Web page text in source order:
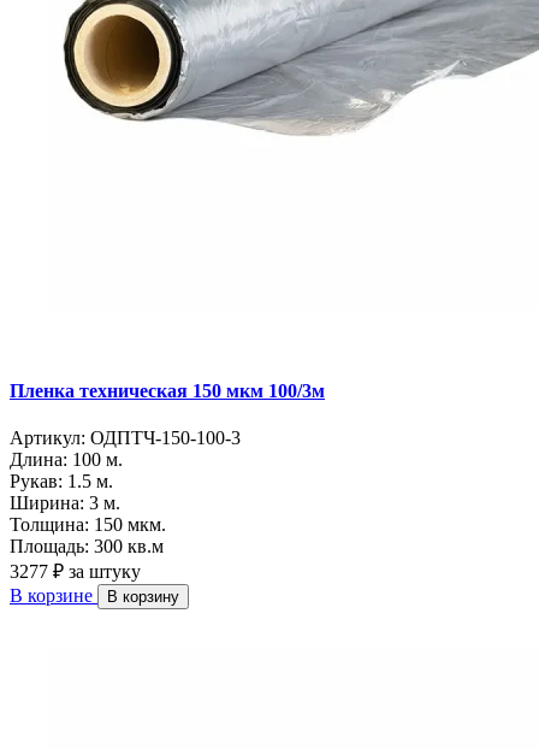
Пленка техническая 150 мкм 100/3м
Артикул: ОДПТЧ-150-100-3
Длина: 100 м.
Рукав: 1.5 м.
Ширина: 3 м.
Толщина: 150 мкм.
Площадь: 300 кв.м
3277 ₽ за штуку
В корзине
В корзину